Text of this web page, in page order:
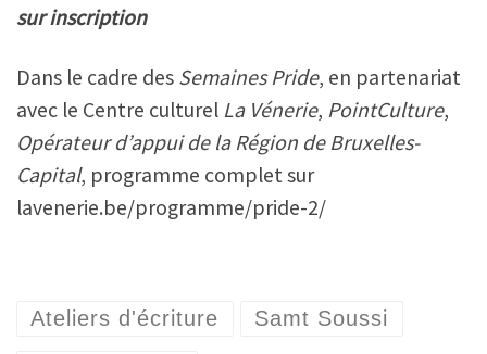
sur inscription
Dans le cadre des Semaines Pride, en partenariat
avec le Centre culturel La Vénerie, PointCulture,
Opérateur d’appui de la Région de Bruxelles-
Capital, programme complet sur
lavenerie.be/programme/pride-2/
Ateliers d'écriture Samt Soussi